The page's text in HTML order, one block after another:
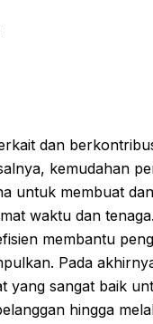
dan
kemudahan
untuk membuat
waktu dan
membantu
Pada
yang sangat baik
hingga